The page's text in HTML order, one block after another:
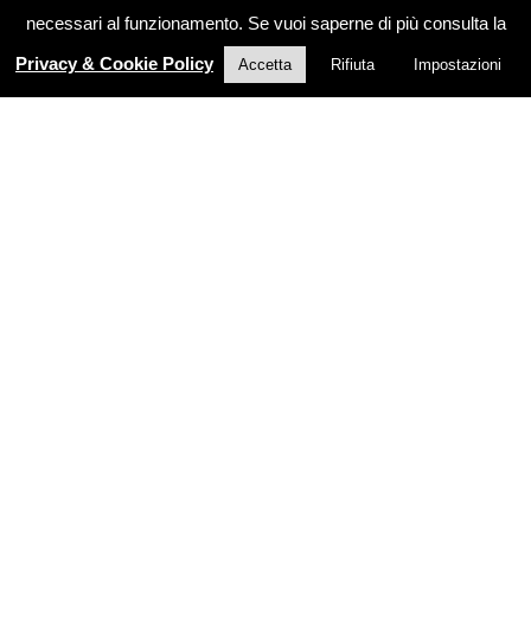
necessari al funzionamento. Se vuoi saperne di più consulta la
Privacy & Cookie Policy
Accetta Rifiuta Impostazioni